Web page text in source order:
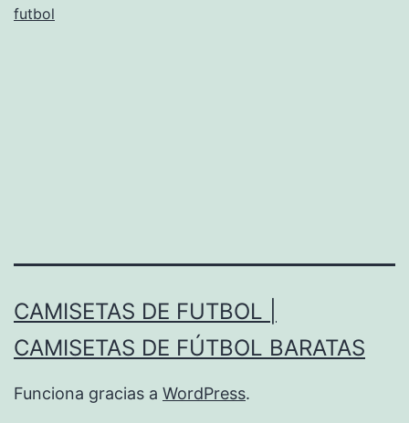
futbol
CAMISETAS DE FUTBOL |
CAMISETAS DE FÚTBOL BARATAS
Funciona gracias a WordPress.